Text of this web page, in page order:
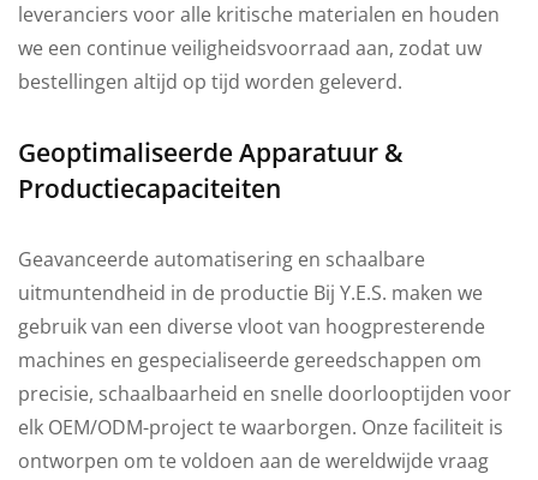
leveranciers voor alle kritische materialen en houden
we een continue veiligheidsvoorraad aan, zodat uw
bestellingen altijd op tijd worden geleverd.
Geoptimaliseerde Apparatuur &
Productiecapaciteiten
Geavanceerde automatisering en schaalbare
uitmuntendheid in de productie Bij Y.E.S. maken we
gebruik van een diverse vloot van hoogpresterende
machines en gespecialiseerde gereedschappen om
precisie, schaalbaarheid en snelle doorlooptijden voor
elk OEM/ODM-project te waarborgen. Onze faciliteit is
ontworpen om te voldoen aan de wereldwijde vraag